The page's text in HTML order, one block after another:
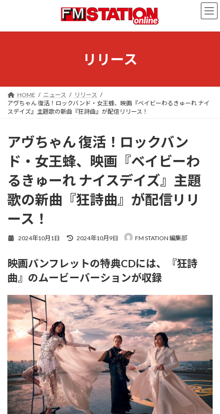
ン
ー
リリース
HOME ニュース
リリース
アヴちゃん 復活！ロックバンド・女王蜂、映画『ベイビーわるきゅーれ ナイ
スデイズ』主題歌の新曲『狂詩曲』が配信リリース！
アヴちゃん 復活！ロックバン
ド・女王蜂、映画『ベイビーわ
るきゅーれ ナイスデイズ』主題
歌の新曲『狂詩曲』が配信リリ
ース！
2024年10月1日
最
新
時
2024年10月9日 FM STATION 編集部
映画パンフレットの特典CDには、『狂詩
曲』のムービーバーションが収録